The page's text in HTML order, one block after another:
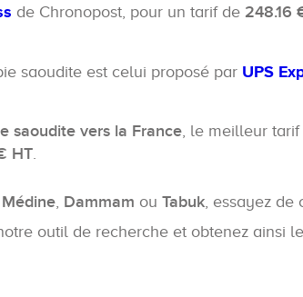
de Chronopost, pour un tarif de 248.16
saoudite est celui proposé par UPS
saoudite vers la France, le meilleur
HT.
Médine, Dammam ou Tabuk, essayez de
outil de recherche et obtenez ainsi